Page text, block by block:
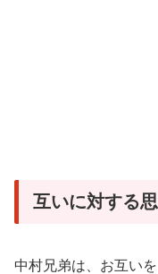
互いに対する
中村兄弟は、お互い